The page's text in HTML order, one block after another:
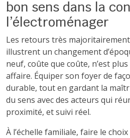
bon sens dans la
l’électroménager
Les retours très
illustrent un changement
neuf, coûte que coûte, n’est
affaire. Équiper son foyer de
durable, tout en gardant la
du sens avec des acteurs qui
proximité, et suivi réel.
À l’échelle familiale, faire le